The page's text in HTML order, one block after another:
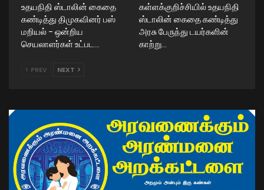
உதயநிதி ஸ்டாலின் கைதை
கண்டித்து திமுகவினர் பஸ்
மறியல் – ஒன்றிய
செயலாளர்கள் உட்பட…
கள்ளக்குறிச்சியில் உதயநிதி
ஸ்டாலின் கைதை கண்டித்து
அரசு பேருந்து டயர்களின்
காற்று…
PREV NEXT